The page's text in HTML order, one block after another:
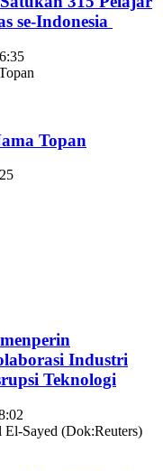
se-Indonesia
Topan
Industri
Teknologi